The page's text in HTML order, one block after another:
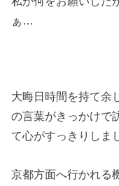
ぁ…
大晦日時間を持て余
の言葉がきっかけで
て心がすっきりしま
京都方面へ行かれる